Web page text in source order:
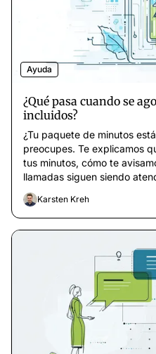
Ayuda
¿Qué pasa cuando se
incluidos?
¿Tu paquete de minutos
preocupes. Te explicamos
tus minutos, cómo te
llamadas siguen siendo
Karsten Kreh